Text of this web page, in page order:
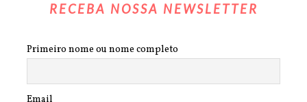
RECEBA NOSSA NEWSLETTER
Primeiro nome ou nome completo